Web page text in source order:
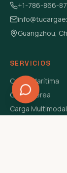
+1-786-866-
Guangzhou,
SERVICIOS
Carga Marítima
Carga Aérea
Carga Multimodal